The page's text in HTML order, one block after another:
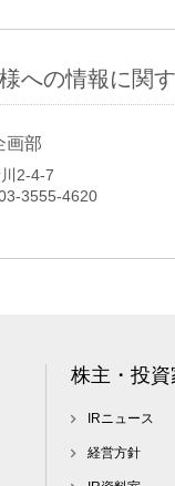
への情報に関
画部
2-4-7
3555-4620
株主・投
IRニュース
経営方針